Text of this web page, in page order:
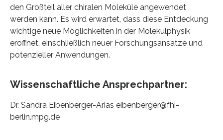
den Großteil aller chiralen Moleküle angewendet
werden kann. Es wird erwartet, dass diese Entdeckung
wichtige neue Möglichkeiten in der Molekülphysik
eröffnet, einschließlich neuer Forschungsansätze und
potenzieller Anwendungen.
Wissenschaftliche Ansprechpartner:
Dr. Sandra Eibenberger-Arias eibenberger@fhi-
berlin.mpg.de